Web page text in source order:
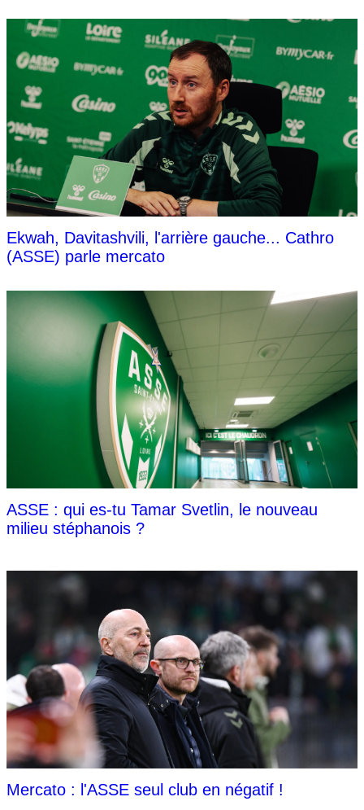
Ekwah, Davitashvili, l'arrière gauche... Cathro
(ASSE) parle mercato
ASSE : qui es-tu Tamar Svetlin, le nouveau
milieu stéphanois ?
Mercato : l'ASSE seul club en négatif !